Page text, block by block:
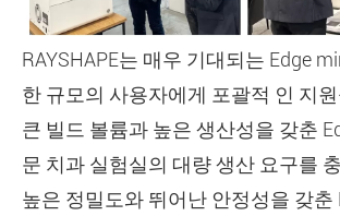
RAYSHAPE는 매우 기대되는 Edge
한 규모의 사용자에게 포괄적 인 지
큰 빌드 볼륨과 높은 생산성을 갖춘
문 치과 실험실의 대량 생산 요구를
높은 정밀도와 뛰어난 안정성을 갖춘